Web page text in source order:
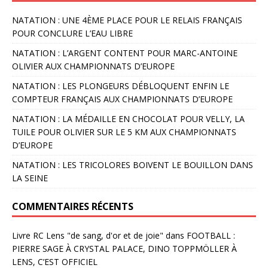
NATATION : UNE 4ÈME PLACE POUR LE RELAIS FRANÇAIS
POUR CONCLURE L’EAU LIBRE
NATATION : L’ARGENT CONTENT POUR MARC-ANTOINE
OLIVIER AUX CHAMPIONNATS D’EUROPE
NATATION : LES PLONGEURS DÉBLOQUENT ENFIN LE
COMPTEUR FRANÇAIS AUX CHAMPIONNATS D’EUROPE
NATATION : LA MÉDAILLE EN CHOCOLAT POUR VELLY, LA
TUILE POUR OLIVIER SUR LE 5 KM AUX CHAMPIONNATS
D’EUROPE
NATATION : LES TRICOLORES BOIVENT LE BOUILLON DANS
LA SEINE
COMMENTAIRES RÉCENTS
Livre RC Lens "de sang, d'or et de joie" dans FOOTBALL :
PIERRE SAGE À CRYSTAL PALACE, DINO TOPPMÖLLER À
LENS, C’EST OFFICIEL